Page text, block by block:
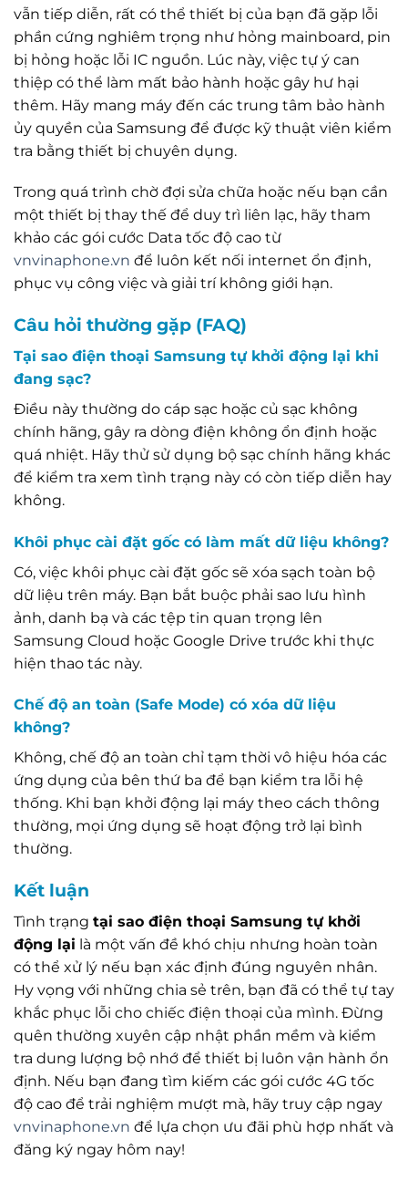
vẫn tiếp diễn, rất có thể thiết bị của bạn đã gặp lỗi
phần cứng nghiêm trọng như hỏng mainboard, pin
bị hỏng hoặc lỗi IC nguồn. Lúc này, việc tự ý can
thiệp có thể làm mất bảo hành hoặc gây hư hại
thêm. Hãy mang máy đến các trung tâm bảo hành
ủy quyền của Samsung để được kỹ thuật viên kiểm
tra bằng thiết bị chuyên dụng.
Trong quá trình chờ đợi sửa chữa hoặc nếu bạn cần
một thiết bị thay thế để duy trì liên lạc, hãy tham
khảo các gói cước Data tốc độ cao từ
vnvinaphone.vn để luôn kết nối internet ổn định,
phục vụ công việc và giải trí không giới hạn.
Câu hỏi thường gặp (FAQ)
Tại sao điện thoại Samsung tự khởi động lại khi
đang sạc?
Điều này thường do cáp sạc hoặc củ sạc không
chính hãng, gây ra dòng điện không ổn định hoặc
quá nhiệt. Hãy thử sử dụng bộ sạc chính hãng khác
để kiểm tra xem tình trạng này có còn tiếp diễn hay
không.
Khôi phục cài đặt gốc có làm mất dữ liệu không?
Có, việc khôi phục cài đặt gốc sẽ xóa sạch toàn bộ
dữ liệu trên máy. Bạn bắt buộc phải sao lưu hình
ảnh, danh bạ và các tệp tin quan trọng lên
Samsung Cloud hoặc Google Drive trước khi thực
hiện thao tác này.
Chế độ an toàn (Safe Mode) có xóa dữ liệu
không?
Không, chế độ an toàn chỉ tạm thời vô hiệu hóa các
ứng dụng của bên thứ ba để bạn kiểm tra lỗi hệ
thống. Khi bạn khởi động lại máy theo cách thông
thường, mọi ứng dụng sẽ hoạt động trở lại bình
thường.
Kết luận
Tình trạng tại sao điện thoại Samsung tự khởi
động lại là một vấn đề khó chịu nhưng hoàn toàn
có thể xử lý nếu bạn xác định đúng nguyên nhân.
Hy vọng với những chia sẻ trên, bạn đã có thể tự tay
khắc phục lỗi cho chiếc điện thoại của mình. Đừng
quên thường xuyên cập nhật phần mềm và kiểm
tra dung lượng bộ nhớ để thiết bị luôn vận hành ổn
định. Nếu bạn đang tìm kiếm các gói cước 4G tốc
độ cao để trải nghiệm mượt mà, hãy truy cập ngay
vnvinaphone.vn để lựa chọn ưu đãi phù hợp nhất và
đăng ký ngay hôm nay!